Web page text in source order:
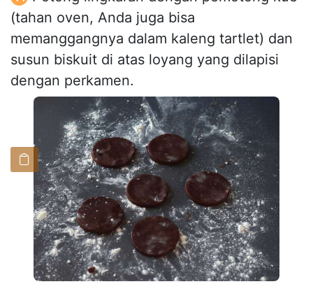
(tahan oven, Anda juga bisa
memanggangnya dalam kaleng tartlet) dan
susun biskuit di atas loyang yang dilapisi
dengan perkamen.